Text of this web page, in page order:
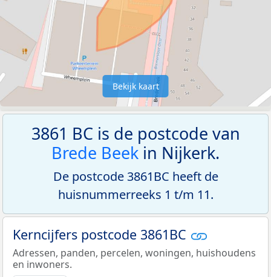
Bekijk kaart
3861 BC is de postcode van
Brede Beek in Nijkerk.
De postcode 3861BC heeft de
huisnummerreeks 1 t/m 11.
Kerncijfers postcode 3861BC
Adressen, panden, percelen, woningen, huishoudens
en inwoners.